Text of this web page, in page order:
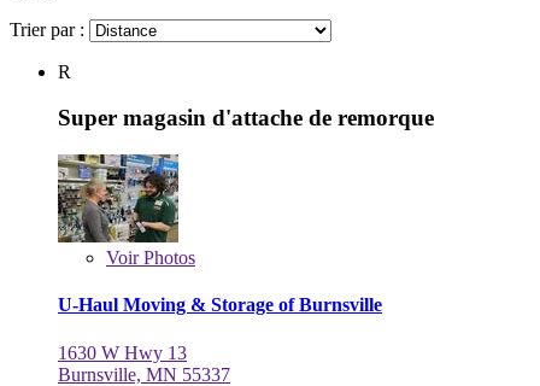
Trier par :
R
Super magasin d'attache de remorque
VoirPhotos
U-Haul Moving & Storage of Burnsville
1630 W Hwy 13
Burnsville, MN 55337